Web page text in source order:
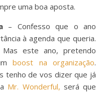
uma boa aposta.
– Confesso que o ano
à agenda que queria.
este ano, pretendo
boost na organização.
tenho de vos dizer que já
Mr. Wonderful, será que